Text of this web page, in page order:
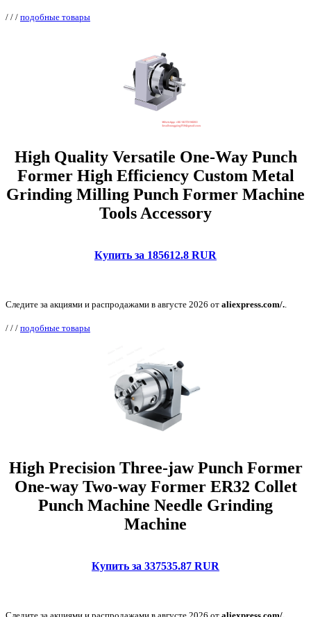
/ / / подобные товары
High Quality Versatile One-Way Punch
Former High Efficiency Custom Metal
Grinding Milling Punch Former Machine
Tools Accessory
Купить за 185612.8 RUR
Следите за акциями и распродажами в августе 2026 от aliexpress.com/..
/ / / подобные товары
High Precision Three-jaw Punch Former
One-way Two-way Former ER32 Collet
Punch Machine Needle Grinding
Machine
Купить за 337535.87 RUR